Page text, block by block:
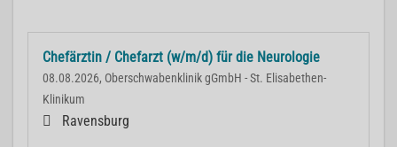
Chefärztin / Chefarzt (w/m/d) für die Neurologie
08.08.2026, Oberschwabenklinik gGmbH - St. Elisabethen-
Klinikum
Ravensburg